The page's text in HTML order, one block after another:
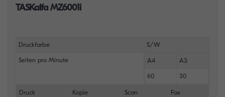
TASKalfa MZ6001i
Druckfarbe S/W
Seiten pro Minute A4 A3
60 30
Druck Kopie Scan Fax